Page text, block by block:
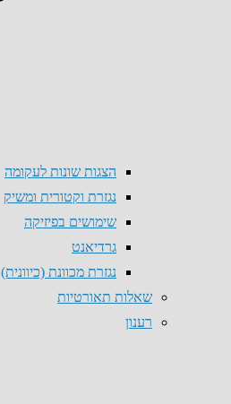
הצגות שונות לעקומה
נגזרת וקטורית ומשיק
שימושים בפיזיקה
גרדיאנט
נגזרת מכוונת (כיוונית)
שאלות תאורטיות
רענון